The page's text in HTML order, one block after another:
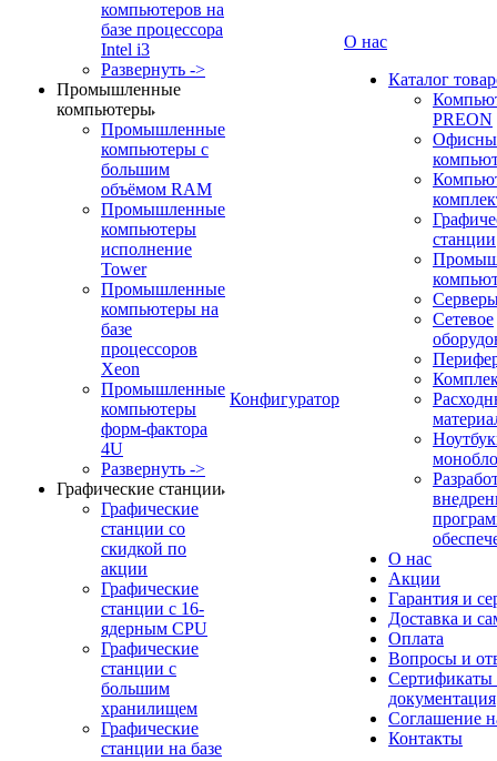
компьютеров на
базе процессора
Intel i3
Развернуть ->
Промышленные
компьютеры
Промышленные
компьютеры с
большим
объёмом RAM
Промышленные
компьютеры
исполнение
Tower
Промышленные
компьютеры на
базе
процессоров
Xeon
Промышленные
компьютеры
форм-фактора
4U
Развернуть ->
Графические станции
Графические
станции со
скидкой по
акции
Графические
станции с 16-
ядерным CPU
Графические
станции с
большим
хранилищем
Графические
станции на базе
Конфигуратор
О нас
Каталог
PREON
станции
Сетевое
О нас
Акции
Гарантия и
Доставка и
Оплата
Вопросы и
Сертификаты
документация
Соглашение
Контакты